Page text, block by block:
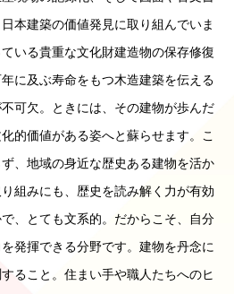
本建築の価値発見に取り組んでいま
いる貴重な文化財建造物の保存修復
に及ぶ寿命をもつ木造建築を伝える
可欠。ときには、その建物が歩んだ
的価値がある姿へと蘇らせます。こ
、地域の身近な歴史ある建物を活か
組みにも、歴史を読み解く力が有効
、とても文系的。だからこそ、自分
発揮できる分野です。建物を丹念に
ること。住まい手や職人たちへのヒ